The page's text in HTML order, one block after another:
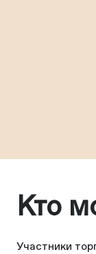
Кто
Участники